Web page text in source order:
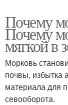
Почему
Почему
мягкой в
Морковь
почвы, избытка
материала для
севооборота.